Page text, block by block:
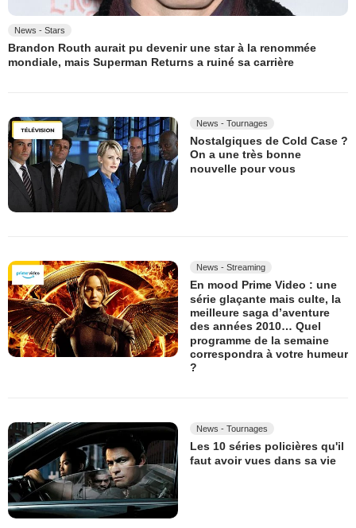
News - Stars
Brandon Routh aurait pu devenir une star à la renommée
mondiale, mais Superman Returns a ruiné sa carrière
News - Tournages
Nostalgiques de Cold Case ?
On a une très bonne
nouvelle pour vous
News - Streaming
En mood Prime Video : une
série glaçante mais culte, la
meilleure saga d’aventure
des années 2010… Quel
programme de la semaine
correspondra à votre humeur
?
News - Tournages
Les 10 séries policières qu'il
faut avoir vues dans sa vie